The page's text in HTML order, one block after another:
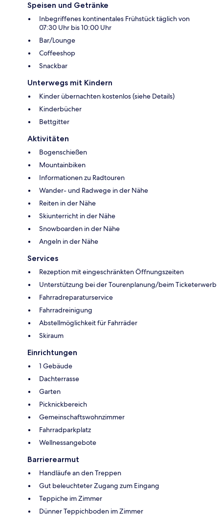
Speisen und Getränke
Inbegriffenes kontinentales Frühstück täglich von
07:30 Uhr bis 10:00 Uhr
Bar/Lounge
Coffeeshop
Snackbar
Unterwegs mit Kindern
Kinder übernachten kostenlos (siehe Details)
Kinderbücher
Bettgitter
Aktivitäten
Bogenschießen
Mountainbiken
Informationen zu Radtouren
Wander- und Radwege in der Nähe
Reiten in der Nähe
Skiunterricht in der Nähe
Snowboarden in der Nähe
Angeln in der Nähe
Services
Rezeption mit eingeschränkten Öffnungszeiten
Unterstützung bei der Tourenplanung/beim Ticketerwerb
Fahrradreparaturservice
Fahrradreinigung
Abstellmöglichkeit für Fahrräder
Skiraum
Einrichtungen
1 Gebäude
Dachterrasse
Garten
Picknickbereich
Gemeinschaftswohnzimmer
Fahrradparkplatz
Wellnessangebote
Barrierearmut
Handläufe an den Treppen
Gut beleuchteter Zugang zum Eingang
Teppiche im Zimmer
Dünner Teppichboden im Zimmer